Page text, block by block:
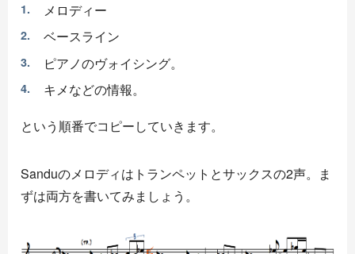
メロディー
ベースライン
ピアノのヴォイシング。
キメなどの情報。
という順番でコピーしていきます。
Sanduのメロディはトランペットとサックスの2声。ま
ずは両方を書いてみましょう。